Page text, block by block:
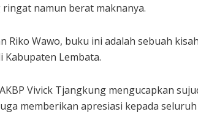
namun berat maknanya.
Riko Wawo, buku ini adalah sebuah
Kabupaten Lembata.
Vivick Tjangkung mengucapkan
memberikan apresiasi kepada